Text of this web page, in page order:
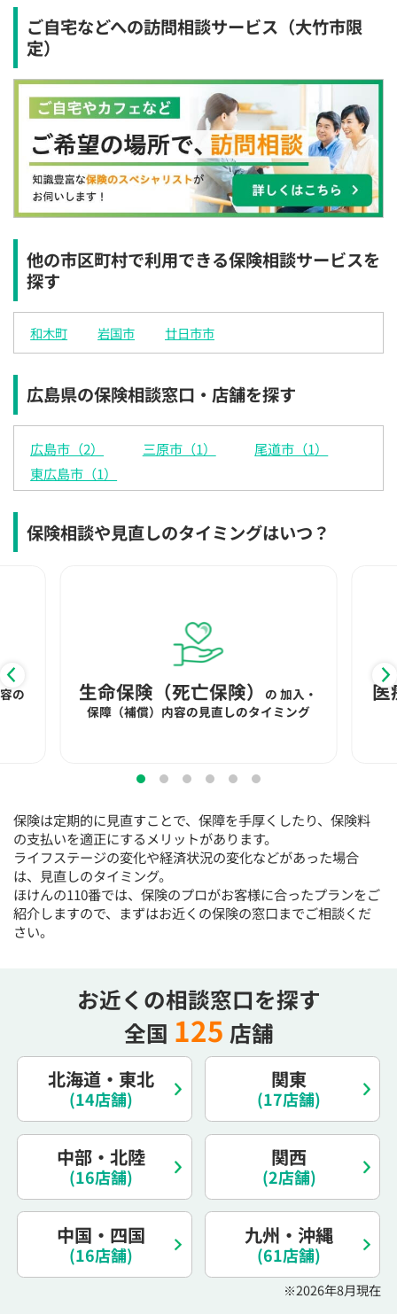
×
11:30
×
12:00
×
12:30
×
×
13:30
×
14:00
×
×
15:00
15:30
×
18:00
×
×
12:00
×
12:30
◯
◯
◯
14:00
◯
◯
15:00
15:30
◯
17:00
◯
18:00
◯
◯
12:00
◯
12:30
◯
◯
14:00
◯
◯
15:30
◯
17:00
17:30
◯
18:00
◯
◯
12:00
◯
12:30
◯
◯
◯
14:00
◯
◯
15:30
◯
16:30
◯
17:00
17:30
◯
18:00
◯
◯
12:00
◯
12:30
◯
◯
◯
14:00
◯
◯
15:30
◯
17:00
17:30
◯
18:00
◯
◯
◯
12:30
◯
◯
◯
14:00
◯
◯
15:30
◯
17:00
◯
◯
◯
12:00
◯
12:30
◯
◯
◯
14:00
◯
○：予約可 ×：予約不可
：お電話にてお問い合わせください
平日 / 土日祝日 10:00〜17:00（通話無料）
※受付時間外にご予約をいただいた場合は、
翌営業日のご連絡となります
ご自宅などへの訪問相談サービス（大竹市限
定）
他の市区町村で利用できる保険相談サービスを
探す
和木町 岩国市 廿日市市
広島県の保険相談窓口・店舗を探す
広島市（2） 三原市（1）
尾道市（1）
東広島市（1）
保険相談や見直しのタイミングはいつ？
生命保険（死亡保険） の 加入・
保障（補償）内容の見直しのタイミング
医
の
保険は定期的に見直すことで、保障を手厚くしたり、保険料
の支払いを適正にするメリットがあります。
ライフステージの変化や経済状況の変化などがあった場合
は、見直しのタイミング。
ほけんの110番では、保険のプロがお客様に合ったプランをご
紹介しますので、まずはお近くの保険の窓口までご相談くだ
さい。
お近くの相談窓口を探す
全国 125 店舗
北海道・東北
(14店舗)
関東
(17店舗)
中部・北陸
(16店舗)
関西
(2店舗)
中国・四国
(16店舗)
九州・沖縄
(61店舗)
※2026年8月現在